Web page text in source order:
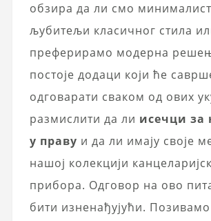
обзира да ли смо
љубитељи класичног стила
преферирамо модерна
постоје додаци који ће
одговарати сваком од ових
размислити да ли исечци за
у праву и да ли имају своје
нашој колекцији
прибора. Одговор на ово
бити изненађујући.